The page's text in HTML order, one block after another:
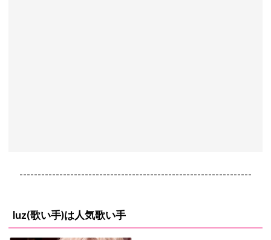
----------------------------------------------------------------
luz(歌い手)は人気歌い手